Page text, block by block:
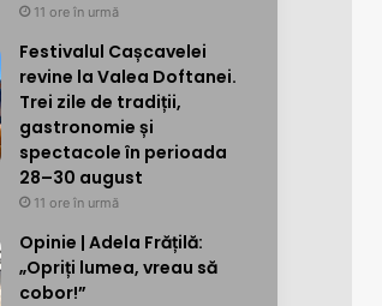
11 ore în urmă
Festivalul Cașcavelei
revine la Valea Doftanei.
Trei zile de tradiții,
gastronomie și
spectacole în perioada
28–30 august
11 ore în urmă
Opinie | Adela Frățilă:
„Opriți lumea, vreau să
cobor!”